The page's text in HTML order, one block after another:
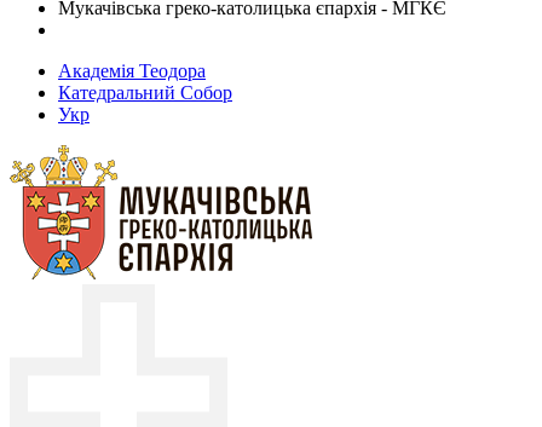
Мукачівська греко-католицька єпархія - МГКЄ
Академія Теодора
Катедральний Собор
Укр